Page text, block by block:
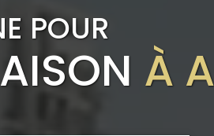
POUR
À